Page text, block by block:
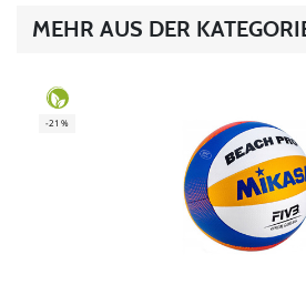
MEHR AUS DER
-21%